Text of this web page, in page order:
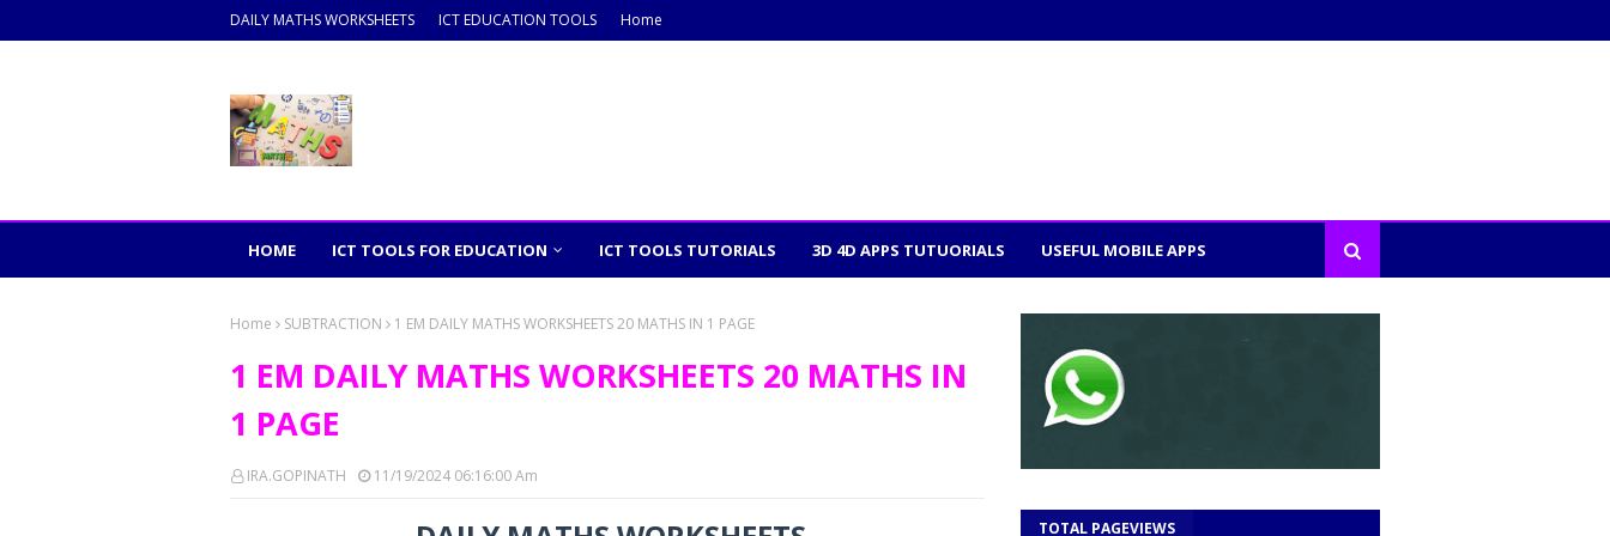
DAILY MATHS WORKSHEETS ICT EDUCATION TOOLS Home
HOME ICT TOOLS FOR EDUCATION ICT TOOLS TUTORIALS 3D 4D APPS TUTUORIALS USEFUL MOBILE APPS
Home SUBTRACTION 1 EM DAILY MATHS WORKSHEETS 20 MATHS IN 1 PAGE
1 EM DAILY MATHS WORKSHEETS 20 MATHS IN
1 PAGE
IRA.GOPINATH 11/19/2024 06:16:00 Am
TOTAL PAGEVIEWS